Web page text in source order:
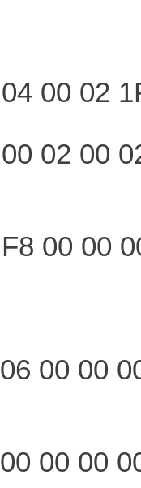
00 02
02 00
00 00
00 00
00 00